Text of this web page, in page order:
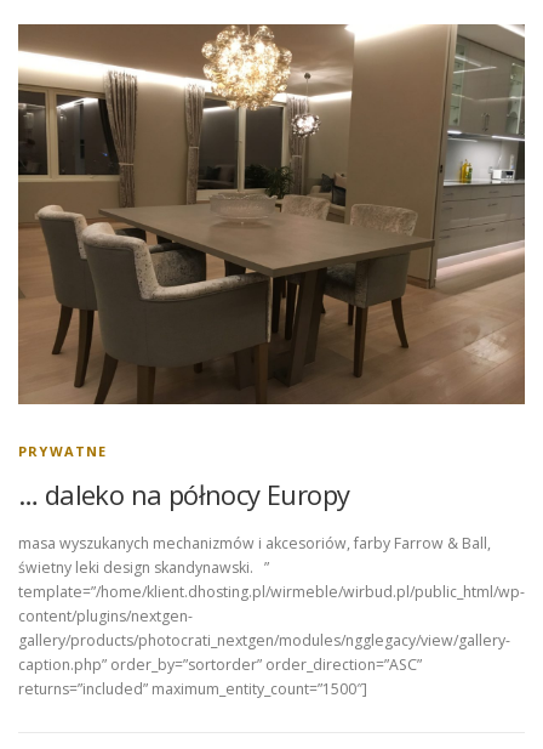
PRYWATNE
… daleko na północy Europy
masa wyszukanych mechanizmów i akcesoriów, farby Farrow & Ball,
świetny leki design skandynawski. ”
template=”/home/klient.dhosting.pl/wirmeble/wirbud.pl/public_html/wp-
content/plugins/nextgen-
gallery/products/photocrati_nextgen/modules/ngglegacy/view/gallery-
caption.php” order_by=”sortorder” order_direction=”ASC”
returns=”included” maximum_entity_count=”1500″]